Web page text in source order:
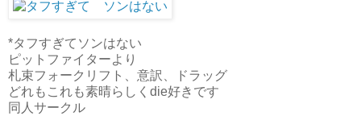
*タフすぎてソンはない
ピットファイターより
札束フォークリフト、意訳、ドラッグ
どれもこれも素晴らしくdie好きです
同人サークル